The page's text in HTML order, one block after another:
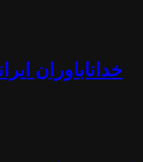
خداناباوران